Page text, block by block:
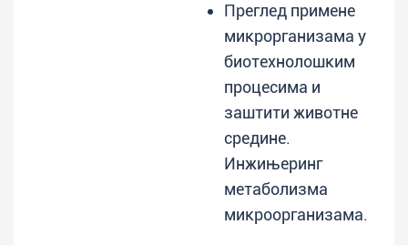
Преглед примене
микрорганизама у
биотехнолошким
процесима и
заштити животне
средине.
Инжињеринг
метаболизма
микроорганизама.